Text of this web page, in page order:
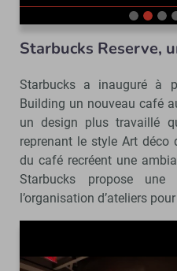
Starbucks Reserve,
Starbucks a inauguré à
Building un nouveau café
un design plus travaillé
reprenant le style Art déco
du café recréent une
Starbucks propose
l’organisation d’ateliers